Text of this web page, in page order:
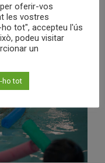
oferir-vos
les vostres
tot", accepteu l'ús
podeu visitar
un
ho tot